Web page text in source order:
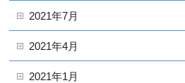
2021年7月
2021年4月
2021年1月